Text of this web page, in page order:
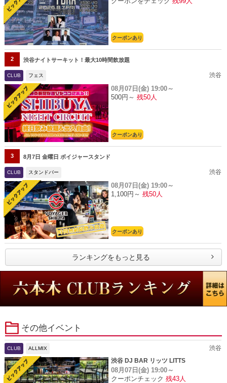
クーポンあり
2 渋谷ナイトサーキット！最大10時間飲放題
CLUB フェス 渋谷
08月07日(金) 19:00～
500円～ 残50人
クーポンあり
3 8月7日 金曜日 ボイジャースタンド
CLUB スタンドバー 渋谷
08月07日(金) 19:00～
1,100円～ 残50人
クーポンあり
ランキングをもっと見る
その他イベント
CLUB ALLMIX
渋谷
渋谷 DJ BAR リッツ LITTS
08月07日(金) 19:00～
クーポンチェック 残43人